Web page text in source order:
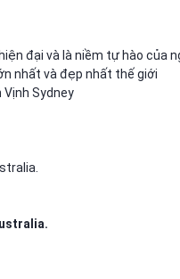
đại và là niềm tự hào của
nhất và đẹp nhất thế giới
Sydney